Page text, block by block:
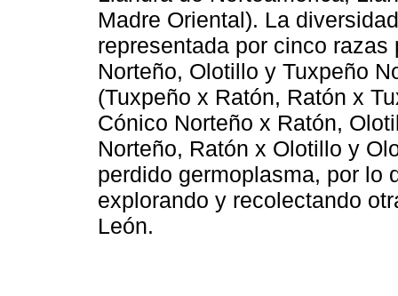
Madre Oriental). La
representada por cinco
Norteño, Olotillo y Tuxpeño
(Tuxpeño x Ratón, Ratón x
Cónico Norteño x Ratón,
Norteño, Ratón x Olotillo y
perdido germoplasma, por lo
explorando y recolectando
León.